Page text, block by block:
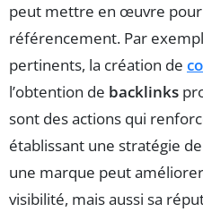
peut mettre en œuvre
référencement. Par
pertinents, la création de
l’obtention de backlinks
sont des actions qui
établissant une stratégie
une marque peut
visibilité, mais aussi sa